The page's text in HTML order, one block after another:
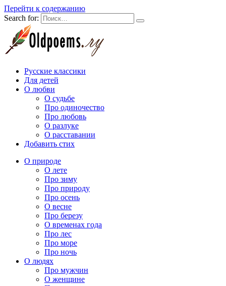
Перейти к содержанию
Search for:
Русские классики
Для детей
О любви
О судьбе
Про одиночество
Про любовь
О разлуке
О расставании
Добавить стих
О природе
О лете
Про зиму
Про природу
Про осень
О весне
Про березу
О временах года
Про лес
Про море
Про ночь
О людях
Про мужчин
О женщине